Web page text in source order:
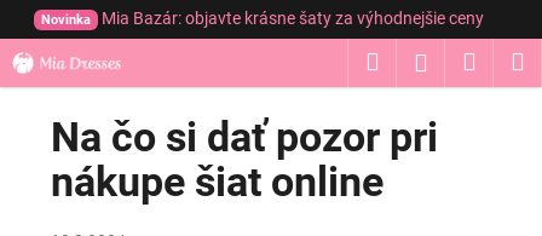
Prejsť
obsah
Novinka Mia Bazár: objavte krásne šaty za výhodnejšie ceny
Hľadať
Na čo si dať pozor pri
nákupe šiat online
o
Späť
Späť